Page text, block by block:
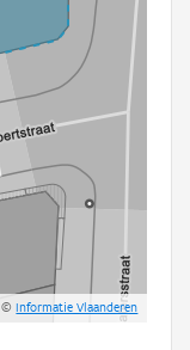
©Informatie Vlaanderen